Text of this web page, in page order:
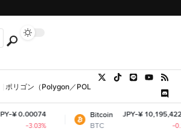
ポリゴン（Polygon／POL、MATIC）
Bitcoin
BTC
JPY-¥ 10,195,422.17